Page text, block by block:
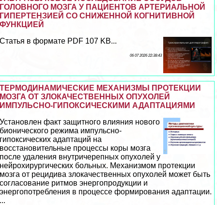
ГОЛОВНОГО МОЗГА У ПАЦИЕНТОВ АРТЕРИАЛЬНОЙ
ГИПЕРТЕНЗИЕЙ СО СНИЖЕННОЙ КОГНИТИВНОЙ
ФУНКЦИЕЙ
Статья в формате PDF 107 KB...
06 07 2026 22:38:43
ТЕРМОДИНАМИЧЕСКИЕ МЕХАНИЗМЫ ПРОТЕКЦИИ
МОЗГА ОТ ЗЛОКАЧЕСТВЕННЫХ ОПУХОЛЕЙ
ИМПУЛЬСНО-ГИПОКСИЧЕСКИМИ АДАПТАЦИЯМИ
Установлен факт защитного влияния нового
бионического режима импульсно-
гипоксических адаптаций на
восстановительные процессы коры мозга
после удаления внутричерепных опухолей у
нейрохирургических больных. Механизмом протекции
мозга от рецидива злокачественных опухолей может быть
согласование ритмов энергопродукции и
энергопотрeбления в процессе формирования адаптации.
...